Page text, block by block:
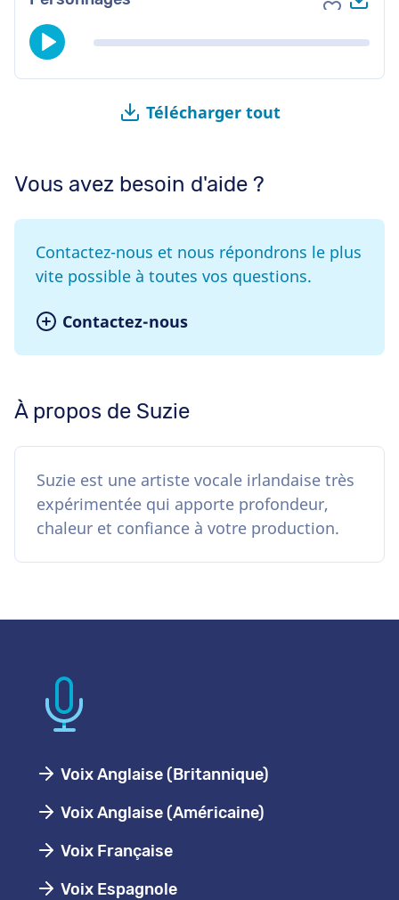
Ajouter
Télécharger tout
Vous avez besoin d'aide ?
Contactez-nous et nous répondrons le plus
vite possible à toutes vos questions.
Contactez-nous
À propos de Suzie
Suzie est une artiste vocale irlandaise très
expérimentée qui apporte profondeur,
chaleur et confiance à votre production.
Voix Anglaise (Britannique)
Voix Anglaise (Américaine)
Voix Française
Voix Espagnole